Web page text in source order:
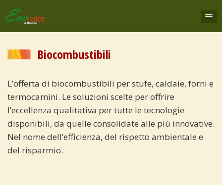
Biocombustibili
L’offerta di biocombustibili per stufe, caldaie, forni e
termocamini. Le soluzioni scelte per offrire
l’eccellenza qualitativa per tutte le tecnologie
disponibili, da quelle consolidate alle più innovative.
Nel nome dell’efficienza, del rispetto ambientale e
del risparmio.